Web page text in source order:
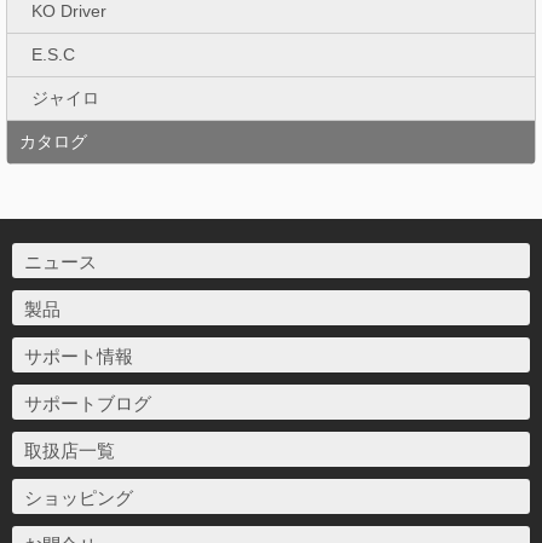
KO Driver
E.S.C
ジャイロ
カタログ
ニュース
製品
サポート情報
サポートブログ
取扱店一覧
ショッピング